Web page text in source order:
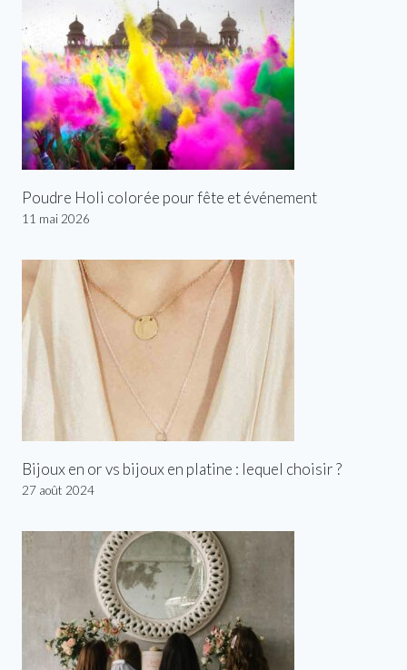
Poudre Holi colorée pour fête et événement
11 mai 2026
Bijoux en or vs bijoux en platine : lequel choisir ?
27 août 2024